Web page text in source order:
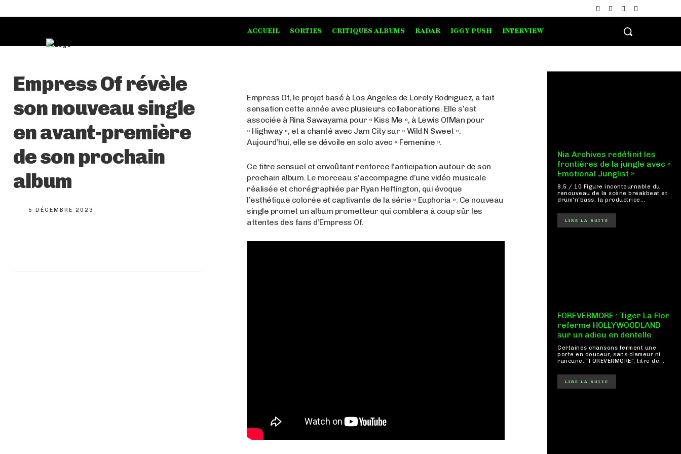
ACCUEIL SORTIES CRITIQUES ALBUMS RADAR IGGY PUSH INTERVIEW
Empress Of révèle
son nouveau single
en avant-première
de son prochain
album
5 DÉCEMBRE 2023
Empress Of, le projet basé à Los Angeles de Lorely Rodriguez, a fait
sensation cette année avec plusieurs collaborations. Elle s’est
associée à Rina Sawayama pour « Kiss Me », à Lewis OfMan pour
« Highway », et a chanté avec Jam City sur « Wild N Sweet ».
Aujourd’hui, elle se dévoile en solo avec « Femenine ».
Ce titre sensuel et envoûtant renforce l’anticipation autour de son
prochain album. Le morceau s’accompagne d’une vidéo musicale
réalisée et chorégraphiée par Ryan Heffington, qui évoque
l’esthétique colorée et captivante de la série « Euphoria ». Ce nouveau
single promet un album prometteur qui comblera à coup sûr les
attentes des fans d’Empress Of.
Nia Archives redéfinit les
frontières de la jungle avec «
Emotional Junglist »
8,5 / 10 Figure incontournable du
renouveau de la scène breakbeat et
drum'n'bass, la productrice...
LIRE LA SUITE
FOREVERMORE : Tiger La Flor
referme HOLLYWOODLAND
sur un adieu en dentelle
Certaines chansons ferment une
porte en douceur, sans clameur ni
rancune. "FOREVERMORE", titre de...
LIRE LA SUITE